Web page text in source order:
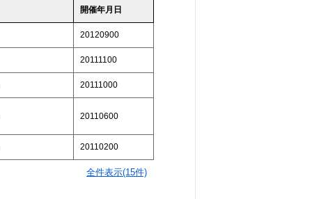
開催年月日
20120900
20111100
20111000
20110600
20110200
全件表示(15件)